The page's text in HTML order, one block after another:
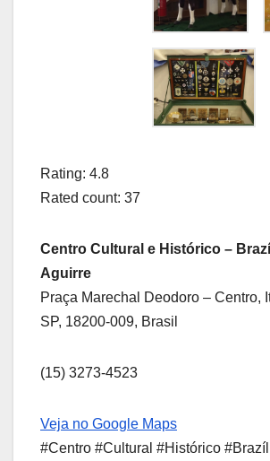
Rating: 4.8
Rated count: 37
Centro Cultural e Histórico –
Aguirre
Praça Marechal Deodoro – Centro,
SP, 18200-009, Brasil
(15) 3273-4523
Veja no Google Maps
#Centro #Cultural #Histórico